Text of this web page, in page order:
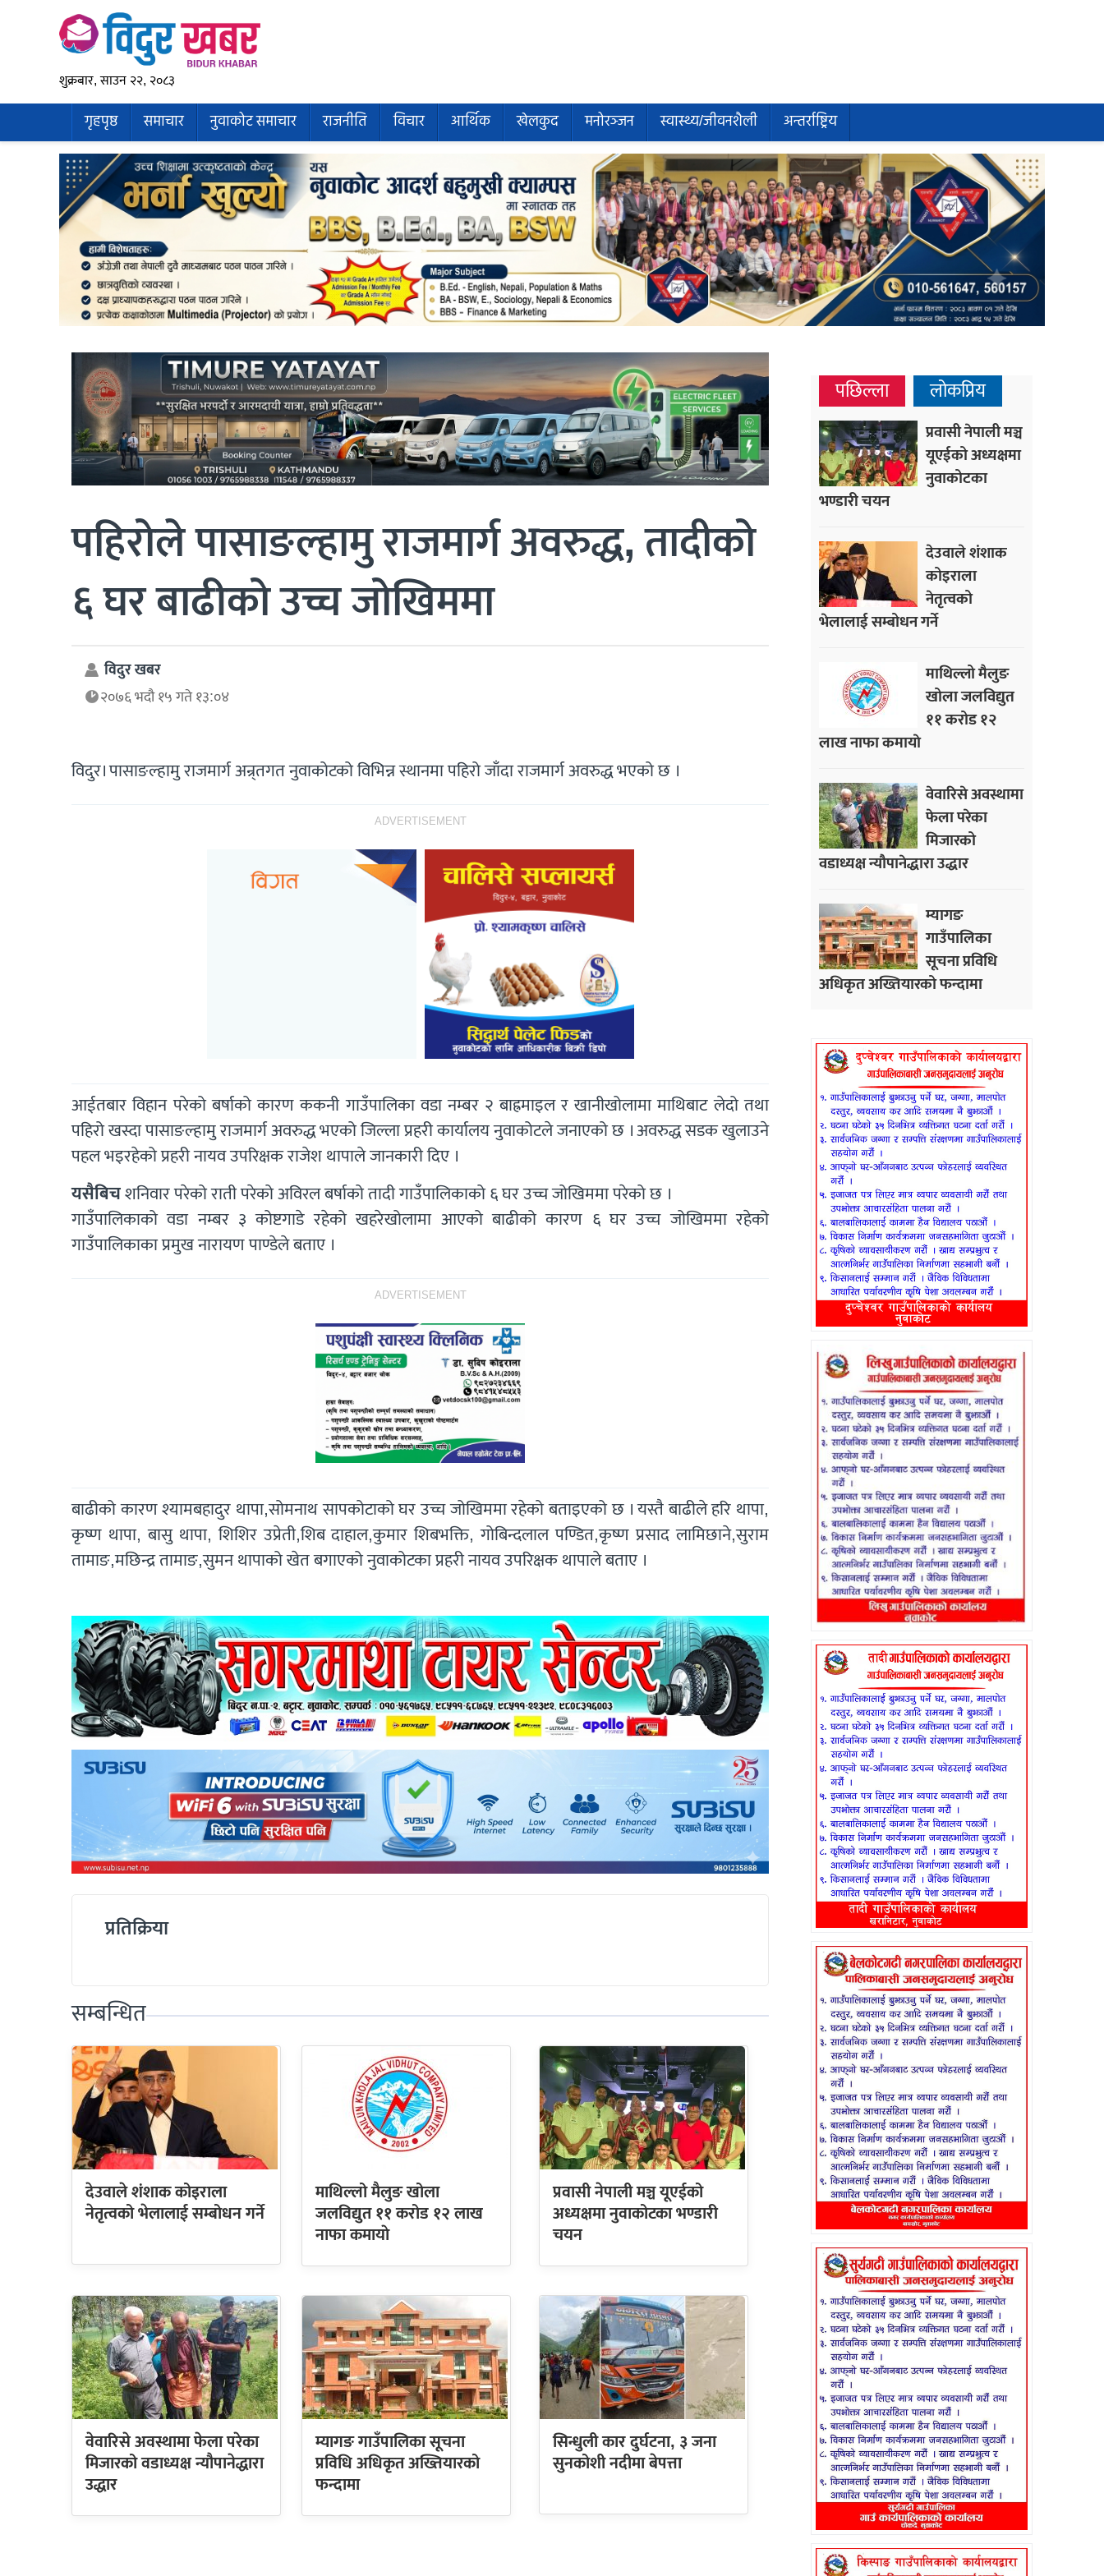
शुक्रबार, साउन २२, २०८३
गृहपृष्ठ समाचार नुवाकोट समाचार राजनीति विचार आर्थिक खेलकुद मनोरञ्जन स्वास्थ्य/जीवनशैली अन्तर्राष्ट्रिय
पहिरोले पासाङल्हामु राजमार्ग अवरुद्ध, तादीको
६ घर बाढीको उच्च जोखिममा
विदुर खबर
२०७६ भदौ १५ गते १३:०४
विदुर। पासाङल्हामु राजमार्ग अन्र्तगत नुवाकोटको विभिन्न स्थानमा पहिरो जाँदा राजमार्ग अवरुद्ध भएको छ ।
ADVERTISEMENT
आईतबार विहान परेको बर्षाको कारण ककनी गाउँपालिका वडा नम्बर २ बाह्रमाइल र खानीखोलामा माथिबाट लेदो तथा
पहिरो खस्दा पासाङल्हामु राजमार्ग अवरुद्ध भएको जिल्ला प्रहरी कार्यालय नुवाकोटले जनाएको छ । अवरुद्ध सडक खुलाउने
पहल भइरहेको प्रहरी नायव उपरिक्षक राजेश थापाले जानकारी दिए ।
यसैबिचशनिवार परेको राती परेको अविरल बर्षाको तादी गाउँपालिकाको ६ घर उच्च जोखिममा परेको छ ।
गाउँपालिकाको वडा नम्बर ३ कोष्टगाडे रहेको खहरेखोलामा आएको बाढीको कारण ६ घर उच्च जोखिममा रहेको
गाउँपालिकाका प्रमुख नारायण पाण्डेले बताए ।
ADVERTISEMENT
बाढीको कारण श्यामबहादुर थापा,सोमनाथ सापकोटाको घर उच्च जोखिममा रहेको बताइएको छ । यस्तै बाढीले हरि थापा,
कृष्ण थापा, बासु थापा, शिशिर उप्रेती,शिब दाहाल,कुमार शिबभक्ति, गोबिन्दलाल पण्डित,कृष्ण प्रसाद लामिछाने,सुराम
तामाङ,मछिन्द्र तामाङ,सुमन थापाको खेत बगाएको नुवाकोटका प्रहरी नायव उपरिक्षक थापाले बताए ।
प्रतिक्रिया
सम्बन्धित
प्रवासी नेपाली मञ्च यूएईको
अध्यक्षमा नुवाकोटका भण्डारी
चयन
देउवाले शंशाक कोइराला
नेतृत्वको भेलालाई सम्बोधन गर्ने
माथिल्लो मैलुङ खोला
जलविद्युत ११ करोड १२ लाख
नाफा कमायाे
वेवारिसे अवस्थामा फेला परेका
मिजारको वडाध्यक्ष न्यौपानेद्धारा
उद्धार
म्यागङ गाउँपालिका सूचना
प्रविधि अधिकृत अख्तियारको
फन्दामा
सिन्धुली कार दुर्घटना, ३ जना
सुनकोशी नदीमा बेपत्ता
पछिल्ला लोकप्रिय
प्रवासी नेपाली मञ्च
यूएईको अध्यक्षमा
नुवाकोटका
भण्डारी चयन
देउवाले शंशाक
कोइराला
नेतृत्वको
भेलालाई सम्बोधन गर्ने
माथिल्लो मैलुङ
खोला जलविद्युत
११ करोड १२
लाख नाफा कमायाे
वेवारिसे अवस्थामा
फेला परेका
मिजारको
वडाध्यक्ष न्यौपानेद्धारा उद्धार
म्यागङ
गाउँपालिका
सूचना प्रविधि
अधिकृत अख्तियारको फन्दामा